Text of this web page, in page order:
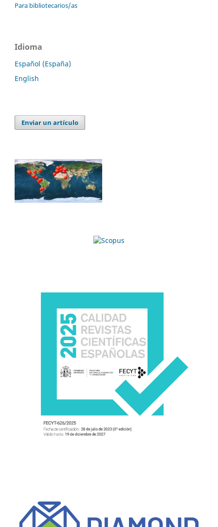
Para bibliotecarios/as
Idioma
Español (España)
English
Enviar un artículo